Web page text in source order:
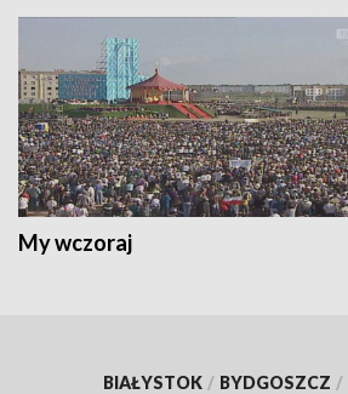
My wczoraj
BIAŁYSTOK / BYDGOSZCZ /